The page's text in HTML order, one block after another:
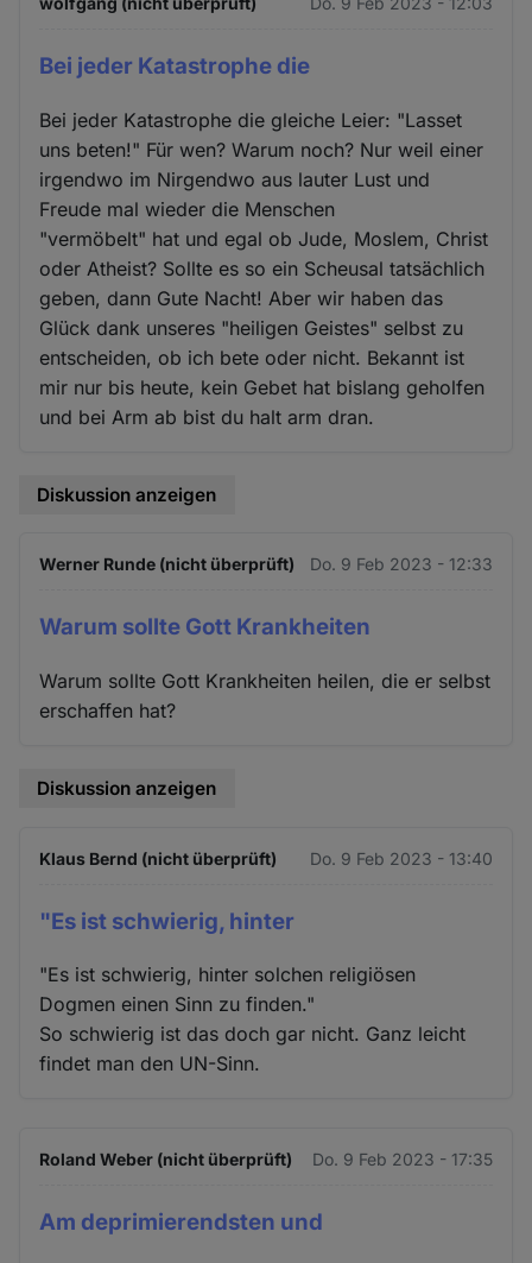
Bei jeder Katastrophe die
Bei jeder Katastrophe die gleiche Leier: "Lasset
uns beten!" Für wen? Warum noch? Nur weil einer
irgendwo im Nirgendwo aus lauter Lust und
Freude mal wieder die Menschen
"vermöbelt" hat und egal ob Jude, Moslem, Christ
oder Atheist? Sollte es so ein Scheusal tatsächlich
geben, dann Gute Nacht! Aber wir haben das
Glück dank unseres "heiligen Geistes" selbst zu
entscheiden, ob ich bete oder nicht. Bekannt ist
mir nur bis heute, kein Gebet hat bislang geholfen
und bei Arm ab bist du halt arm dran.
Diskussion anzeigen
Werner Runde (nicht überprüft) Do. 9 Feb 2023 - 12:33
Warum sollte Gott Krankheiten
Warum sollte Gott Krankheiten heilen, die er selbst
erschaffen hat?
Diskussion anzeigen
Klaus Bernd (nicht überprüft) Do. 9 Feb 2023 - 13:40
"Es ist schwierig, hinter
"Es ist schwierig, hinter solchen religiösen
Dogmen einen Sinn zu finden."
So schwierig ist das doch gar nicht. Ganz leicht
findet man den UN-Sinn.
Roland Weber (nicht überprüft) Do. 9 Feb 2023 - 17:35
Am deprimierendsten und
Cookies